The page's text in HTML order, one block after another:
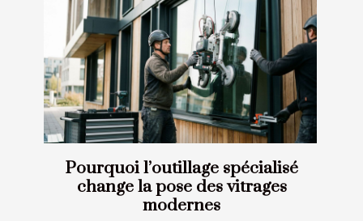
Pourquoi l’outillage spécialisé
change la pose des vitrages
modernes